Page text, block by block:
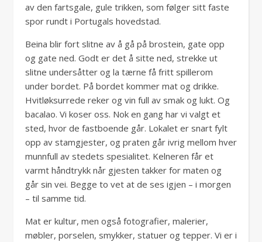
av den fartsgale, gule trikken, som følger sitt faste
spor rundt i Portugals hovedstad.
Beina blir fort slitne av å gå på brostein, gate opp
og gate ned. Godt er det å sitte ned, strekke ut
slitne undersåtter og la tærne få fritt spillerom
under bordet. På bordet kommer mat og drikke.
Hvitløksurrede reker og vin full av smak og lukt. Og
bacalao. Vi koser oss. Nok en gang har vi valgt et
sted, hvor de fastboende går. Lokalet er snart fylt
opp av stamgjester, og praten går ivrig mellom hver
munnfull av stedets spesialitet. Kelneren får et
varmt håndtrykk når gjesten takker for maten og
går sin vei. Begge to vet at de ses igjen – i morgen
– til samme tid.
Mat er kultur, men også fotografier, malerier,
møbler, porselen, smykker, statuer og tepper. Vi er i